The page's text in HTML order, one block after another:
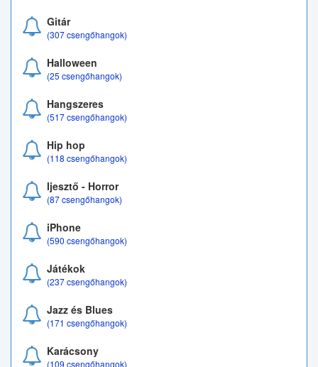
Gitár
(307 csengőhangok)
Halloween
(25 csengőhangok)
Hangszeres
(517 csengőhangok)
Hip hop
(118 csengőhangok)
Ijesztő - Horror
(87 csengőhangok)
iPhone
(590 csengőhangok)
Játékok
(237 csengőhangok)
Jazz és Blues
(171 csengőhangok)
Karácsony
(109 csengőhangok)